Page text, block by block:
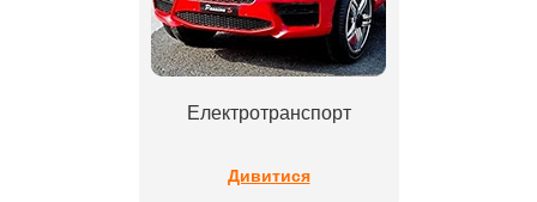
Електротранспорт
Дивитися